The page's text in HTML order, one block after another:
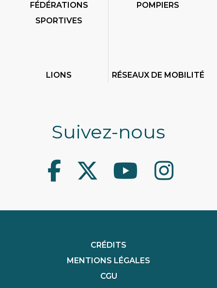
FÉDÉRATIONS
SPORTIVES
POMPIERS
LIONS RÉSEAUX DE MOBILITÉ
Suivez-nous
CRÉDITS
MENTIONS LÉGALES
CGU